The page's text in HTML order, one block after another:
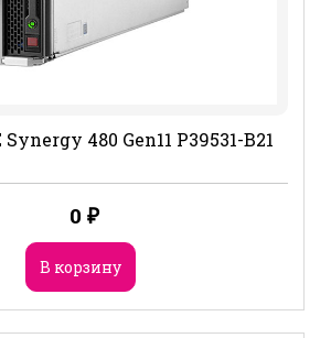
480 Gen11 P39531-B21
0 ₽
В корзину